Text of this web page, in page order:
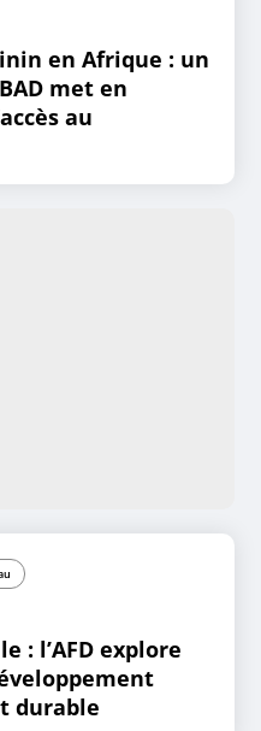
en Afrique : un
met en
au
: l’AFD explore
durable